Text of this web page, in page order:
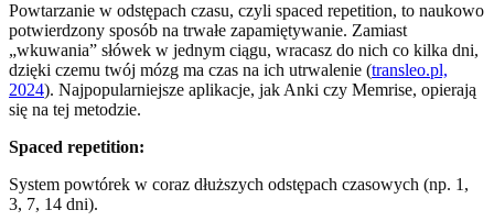
Powtarzanie w odstępach czasu, czyli spaced repetition, to naukowo
potwierdzony sposób na trwałe zapamiętywanie. Zamiast
„wkuwania” słówek w jednym ciągu, wracasz do nich co kilka dni,
dzięki czemu twój mózg ma czas na ich utrwalenie (transleo.pl,
2024). Najpopularniejsze aplikacje, jak Anki czy Memrise, opierają
się na tej metodzie.
Spaced repetition:
System powtórek w coraz dłuższych odstępach czasowych (np. 1,
3, 7, 14 dni).